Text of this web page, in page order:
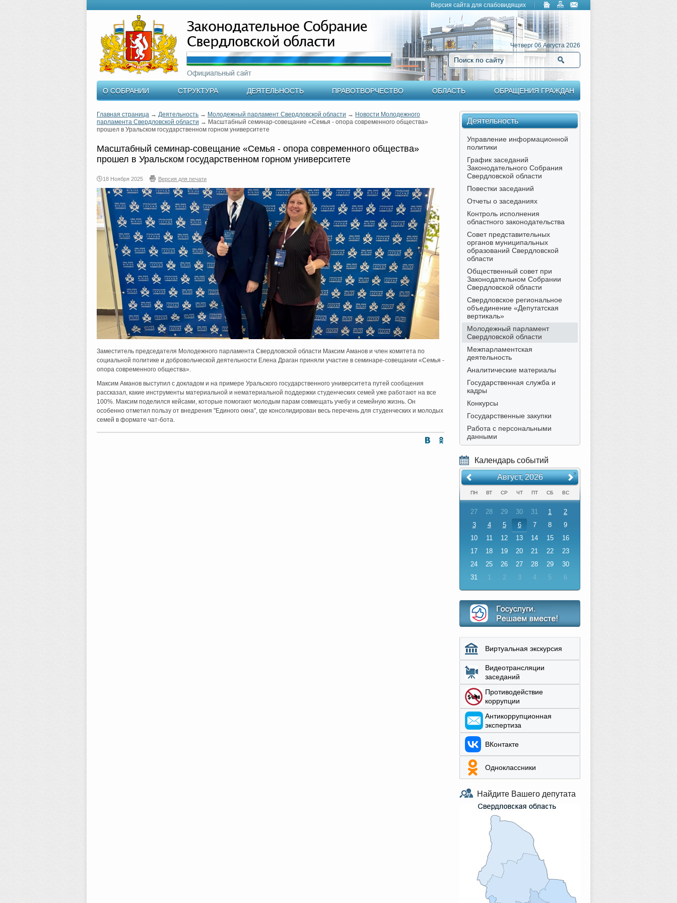
Версия сайта для слабовидящих
Четверг 06 Августа 2026
Поиск по сайту
О СОБРАНИИ СТРУКТУРА ДЕЯТЕЛЬНОСТЬ ПРАВОТВОРЧЕСТВО ОБЛАСТЬ ОБРАЩЕНИЯ ГРАЖДАН
Главная страница → Деятельность → Молодежный парламент Свердловской области → Новости Молодежного
парламента Свердловской области → Масштабный семинар-совещание «Семья - опора современного общества»
прошел в Уральском государственном горном университете
Масштабный семинар-совещание «Семья - опора современного общества»
прошел в Уральском государственном горном университете
18 Ноября 2025 Версия для печати
Заместитель председателя Молодежного парламента Свердловской области Максим Аманов и член комитета по
социальной политике и добровольческой деятельности Елена Драган приняли участие в семинаре-совещании «Семья -
опора современного общества».
Максим Аманов выступил с докладом и на примере Уральского государственного университета путей сообщения
рассказал, какие инструменты материальной и нематериальной поддержки студенческих семей уже работают на все
100%. Максим поделился кейсами, которые помогают молодым парам совмещать учебу и семейную жизнь. Он
особенно отметил пользу от внедрения "Единого окна", где консолидирован весь перечень для студенческих и молодых
семей в формате чат-бота.
Деятельность
Управление информационной
политики
График заседаний
Законодательного Собрания
Свердловской области
Повестки заседаний
Отчеты о заседаниях
Контроль исполнения
областного законодательства
Совет представительных
органов муниципальных
образований Свердловской
области
Общественный совет при
Законодательном Собрании
Свердловской области
Свердловское региональное
объединение «Депутатская
вертикаль»
Молодежный парламент
Свердловской области
Межпарламентская
деятельность
Аналитические материалы
Государственная служба и
кадры
Конкурсы
Государственные закупки
Работа с персональными
данными
Календарь событий
Август, 2026 »
ПН ВТ СР ЧТ ПТ СБ ВС
27 28 29 30 31 1
2
3
4 5 6 7 8
9
10
11 12 13 14 15
16
17
18 19 20 21 22
23
24
25 26 27 28 29
30
31
1 2 3 4 5 6
Виртуальная экскурсия
Видеотрансляции
заседаний
Противодействие
коррупции
Aнтикоррупционная
экспертиза
ВКонтакте
Одноклассники
Найдите Вашего депутата